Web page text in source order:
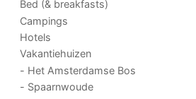
Bed (& breakfasts)
Campings
Hotels
Vakantiehuizen
- Het Amsterdamse Bos
- Spaarnwoude